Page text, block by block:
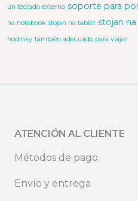
un teclado externo soporte para
na notebook stojan na tablet stojan
hodinky también adecuado para viajar
ATENCIÓN AL CLIENTE
Métodos de pago
Envío y entrega